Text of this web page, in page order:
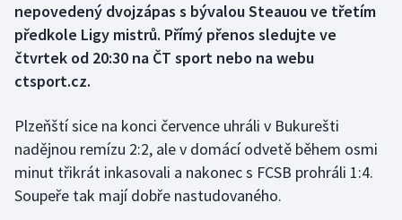
Cyklistika
Dostihy
Futsal
Golf
nepovedený dvojzápas s bývalou Steauou ve třetím
předkole Ligy mistrů. Přímý přenos sledujte ve
čtvrtek od 20:30 na ČT sport nebo na webu
ctsport.cz.
Plzeňští sice na konci července uhráli v Bukurešti
nadějnou remízu 2:2, ale v domácí odvetě během osmi
minut třikrát inkasovali a nakonec s FCSB prohráli 1:4.
Soupeře tak mají dobře nastudovaného.